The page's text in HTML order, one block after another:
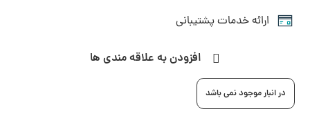
ارائه خدمات پشتیبانی
افزودن به علاقه مندی ها
در انبار موجود نمی باشد